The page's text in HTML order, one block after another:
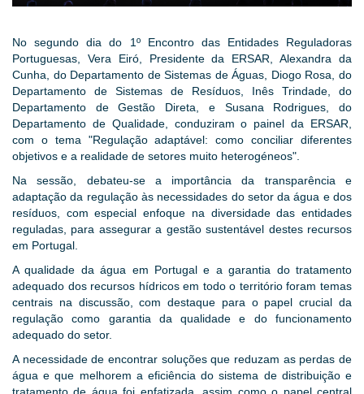
No segundo dia do 1º Encontro das Entidades Reguladoras
Portuguesas, Vera Eiró, Presidente da ERSAR, Alexandra da
Cunha, do Departamento de Sistemas de Águas, Diogo Rosa, do
Departamento de Sistemas de Resíduos, Inês Trindade, do
Departamento de Gestão Direta, e Susana Rodrigues, do
Departamento de Qualidade, conduziram o painel da ERSAR,
com o tema "Regulação adaptável: como conciliar diferentes
objetivos e a realidade de setores muito heterogéneos".
Na sessão, debateu-se a importância da transparência e
adaptação da regulação às necessidades do setor da água e dos
resíduos, com especial enfoque na diversidade das entidades
reguladas, para assegurar a gestão sustentável destes recursos
em Portugal.
A qualidade da água em Portugal e a garantia do tratamento
adequado dos recursos hídricos em todo o território foram temas
centrais na discussão, com destaque para o papel crucial da
regulação como garantia da qualidade e do funcionamento
adequado do setor.
A necessidade de encontrar soluções que reduzam as perdas de
água e que melhorem a eficiência do sistema de distribuição e